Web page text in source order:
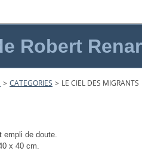
Robert
> CATEGORIES > LE CIEL DES MIGRANTS
empli de doute.
x 40 cm.